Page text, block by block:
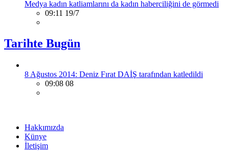
Medya kadın katliamlarını da kadın haberciliğini de görmedi
09:11 19/7
Tarihte Bugün
8 Ağustos 2014: Deniz Fırat DAİŞ tarafından katledildi
09:08 08
Hakkımızda
Künye
İletişim